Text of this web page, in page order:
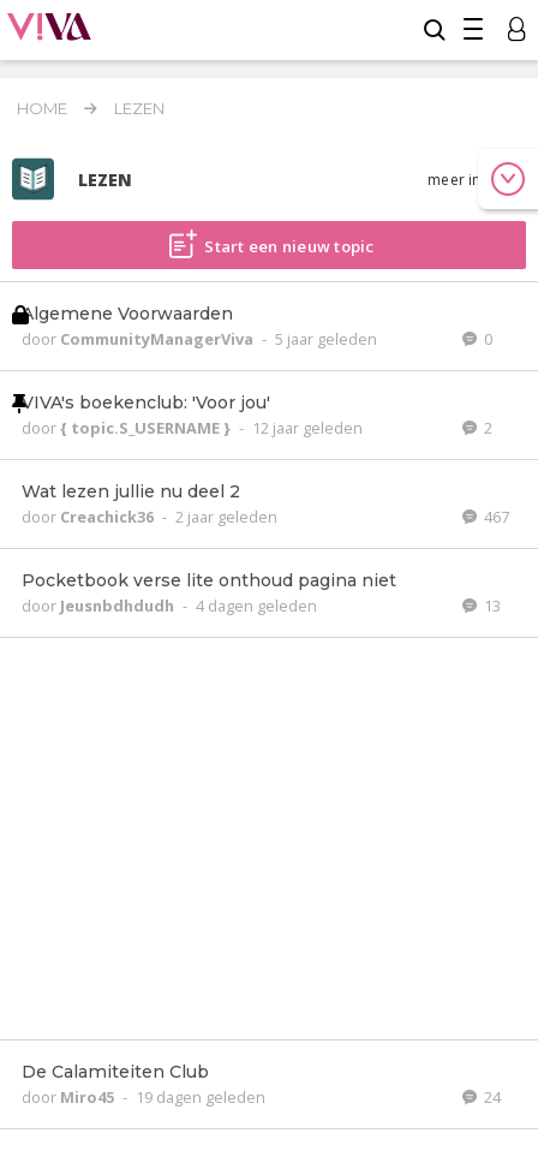
HOME LEZEN
LEZEN meer info
Start een nieuw topic
Algemene Voorwaarden
door CommunityManagerViva - 5 jaar geleden 0
VIVA's boekenclub: 'Voor jou'
door{ topic.S_USERNAME } - 12 jaar geleden 2
Wat lezen jullie nu deel 2
door Creachick36 - 2 jaar geleden 467
Pocketbook verse lite onthoud pagina niet
door Jeusnbdhdudh - 4 dagen geleden 13
De Calamiteiten Club
door Miro45 - 19 dagen geleden 24